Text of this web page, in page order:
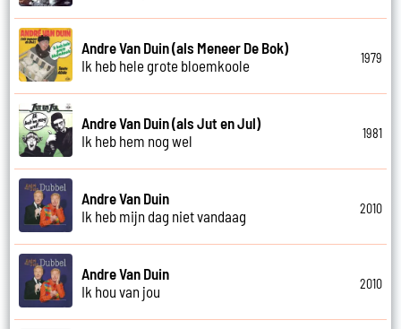
Andre Van Duin (als Meneer De Bok)
Ik heb hele grote bloemkoole
1979
Andre Van Duin (als Jut en Jul)
Ik heb hem nog wel
1981
Andre Van Duin
Ik heb mijn dag niet vandaag
2010
Andre Van Duin
Ik hou van jou
2010